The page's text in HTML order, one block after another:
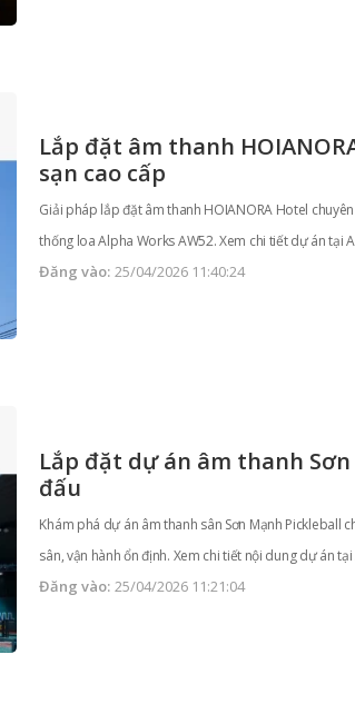
Lắp đặt âm thanh
sạn cao cấp
Giải pháp lắp đặt âm thanh HOIANORA Hotel
thống loa Alpha Works AW52. Xem chi tiết dự án tại
Đăng vào: 25/04/2026 11:40:24
Lắp đặt dự án âm thanh
đấu
Khám phá dự án âm thanh sân Sơn Mạnh
sân, vận hành ổn định. Xem chi tiết nội dung dự án
Đăng vào: 25/04/2026 11:21:04